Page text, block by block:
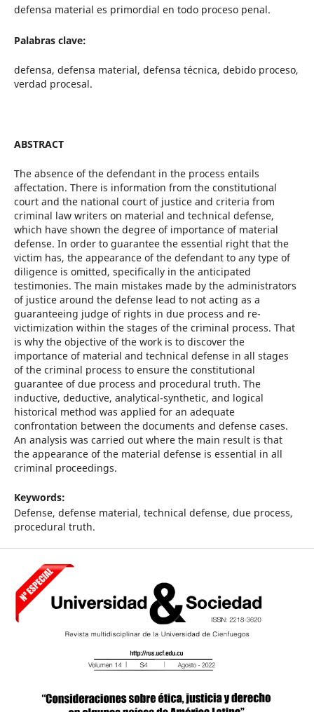
defensa material es primordial en todo proceso penal.
Palabras clave:
defensa, defensa material, defensa técnica, debido proceso,
verdad procesal.
ABSTRACT
The absence of the defendant in the process entails
affectation. There is information from the constitutional
court and the national court of justice and criteria from
criminal law writers on material and technical defense,
which have shown the degree of importance of material
defense. In order to guarantee the essential right that the
victim has, the appearance of the defendant to any type of
diligence is omitted, specifically in the anticipated
testimonies. The main mistakes made by the administrators
of justice around the defense lead to not acting as a
guaranteeing judge of rights in due process and re-
victimization within the stages of the criminal process. That
is why the objective of the work is to discover the
importance of material and technical defense in all stages
of the criminal process to ensure the constitutional
guarantee of due process and procedural truth. The
inductive, deductive, analytical-synthetic, and logical
historical method was applied for an adequate
confrontation between the documents and defense cases.
An analysis was carried out where the main result is that
the appearance of the material defense is essential in all
criminal proceedings.
Keywords:
Defense, defense material, technical defense, due process,
procedural truth.